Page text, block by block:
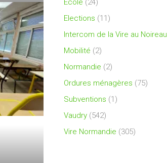
Ecole (24)
Elections (11)
Intercom de la Vire au Noireau
Mobilité (2)
Normandie (2)
Ordures ménagères (75)
Subventions (1)
Vaudry (542)
Vire Normandie (305)